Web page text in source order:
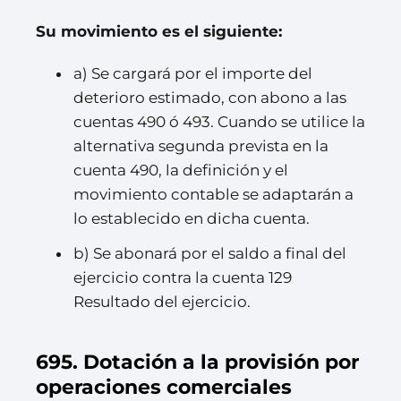
Su movimiento es el siguiente:
a) Se cargará por el importe del
deterioro estimado, con abono a las
cuentas 490 ó 493. Cuando se utilice la
alternativa segunda prevista en la
cuenta 490, la definición y el
movimiento contable se adaptarán a
lo establecido en dicha cuenta.
b) Se abonará por el saldo a final del
ejercicio contra la cuenta 129
Resultado del ejercicio.
695. Dotación a la provisión por
operaciones comerciales